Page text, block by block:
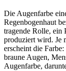
Die Augenfarbe
Regenbogenhaut
tragende Rolle, ein
produziert wird. Je
erscheint die
braune Augen,
Augenfarbe,